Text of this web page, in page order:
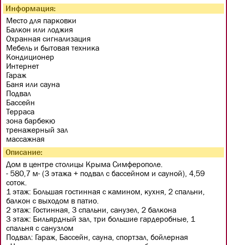
Информация:
Место для парковки
Балкон или лоджия
Охранная сигнализация
Мебель и бытовая техника
Кондиционер
Интернет
Гараж
Баня или сауна
Подвал
Бассейн
Терраса
зона барбекю
тренажерный зал
массажная
Описание:
Дом в центре столицы Крыма Симферополе.
- 580,7 м- (3 этажа + подвал с бассейном и сауной), 4,59
соток.
1 этаж: Большая гостинная с камином, кухня, 2 спальни,
балкон с выходом в патио.
2 этаж: Гостинная, 3 спальни, санузел, 2 балкона
3 этаж: Бильярдный зал, три большие гардеробные, 1
спальня с санузлом
Подвал: Гараж, Бассейн, сауна, спортзал, бойлерная